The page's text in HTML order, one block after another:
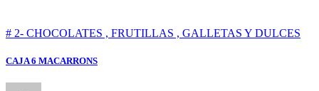
# 2- CHOCOLATES , FRUTILLAS , GALLETAS Y DULCES
CAJA 6 MACARRONS